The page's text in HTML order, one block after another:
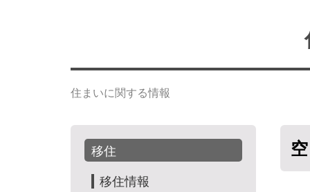
住まいに関する情報
移住
移住情報